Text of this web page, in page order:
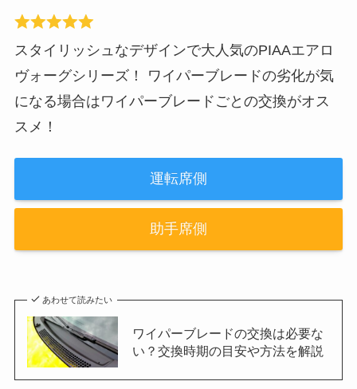
スタイリッシュなデザインで大人気のPIAAエアロ
ヴォーグシリーズ！ ワイパーブレードの劣化が気
になる場合はワイパーブレードごとの交換がオス
スメ！
運転席側
助手席側
あわせて読みたい
ワイパーブレードの交換は必要な
い？交換時期の目安や方法を解説